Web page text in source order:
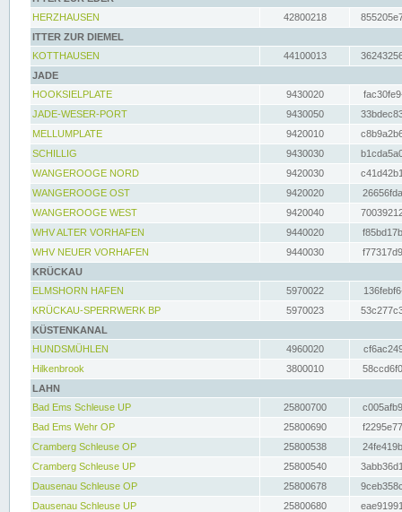
HERZHAUSEN
42800218
ITTER ZUR DIEMEL
KOTTHAUSEN
44100013
JADE
HOOKSIELPLATE
9430020
JADE-WESER-PORT
9430050
MELLUMPLATE
9420010
SCHILLIG
9430030
WANGEROOGE NORD
9420030
WANGEROOGE OST
9420020
WANGEROOGE WEST
9420040
WHV ALTER VORHAFEN
9440020
WHV NEUER VORHAFEN
9440030
KRÜCKAU
ELMSHORN HAFEN
5970022
KRÜCKAU-SPERRWERK BP
5970023
KÜSTENKANAL
HUNDSMÜHLEN
4960020
Hilkenbrook
3800010
LAHN
Bad Ems Schleuse UP
25800700
Bad Ems Wehr OP
25800690
Cramberg Schleuse OP
25800538
Cramberg Schleuse UP
25800540
Dausenau Schleuse OP
25800678
Dausenau Schleuse UP
25800680